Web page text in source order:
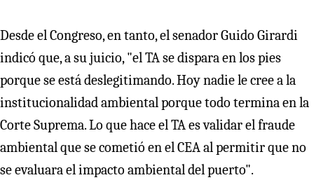
Desde el Congreso, en tanto, el senador Guido Girardi
indicó que, a su juicio, "el TA se dispara en los pies
porque se está deslegitimando. Hoy nadie le cree a la
institucionalidad ambiental porque todo termina en la
Corte Suprema. Lo que hace el TA es validar el fraude
ambiental que se cometió en el CEA al permitir que no
se evaluara el impacto ambiental del puerto".